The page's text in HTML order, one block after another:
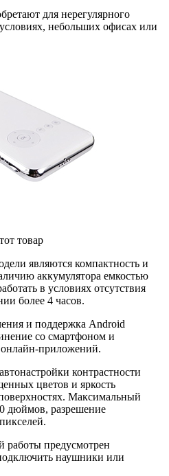
для нерегулярного
небольших офисах или
товар
являются компактность и
аккумулятора емкостью
в условиях отсутствия
более 4 часов.
и поддержка Android
со смартфоном и
приложений.
контрастности
цветов и яркость
Максимальный
дюймов, разрешение
работы предусмотрен
наушники или